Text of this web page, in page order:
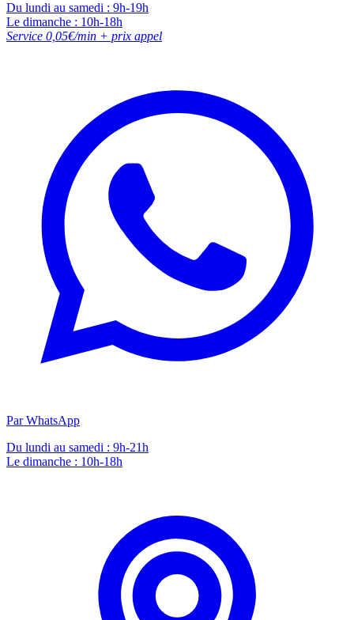
Du lundi au samedi : 9h-19h
Le dimanche : 10h-18h
Service 0,05€/min + prix appel
Par WhatsApp
Du lundi au samedi : 9h-21h
Le dimanche : 10h-18h